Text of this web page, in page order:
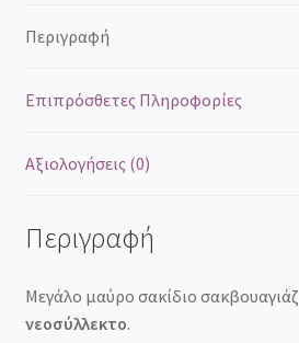
Περιγραφή
Επιπρόσθετες Πληροφορίες
Αξιολογήσεις (0)
Περιγραφή
Μεγάλο μαύρο σακίδιο σακβουαγιάζ
νεοσύλλεκτο.